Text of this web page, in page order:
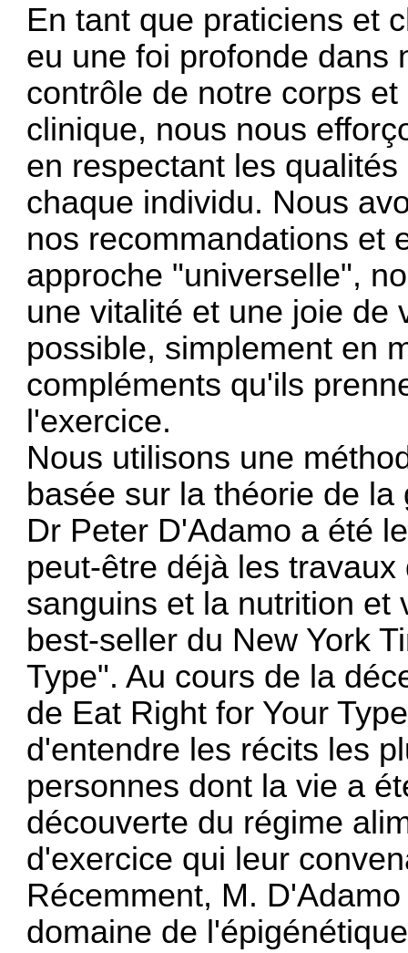
En tant que praticiens et
eu une foi profonde dans
contrôle de notre corps
clinique, nous nous
en respectant les
chaque individu. Nous
nos recommandations et
approche "universelle",
une vitalité et une joie de
possible, simplement en
compléments qu'ils
l'exercice.
Nous utilisons une
basée sur la théorie de
Dr Peter D'Adamo a été
peut-être déjà les
sanguins et la nutrition et
best-seller du New York
Type". Au cours de la
de Eat Right for Your
d'entendre les récits les
personnes dont la vie a
découverte du régime
d'exercice qui leur
Récemment, M.
domaine de